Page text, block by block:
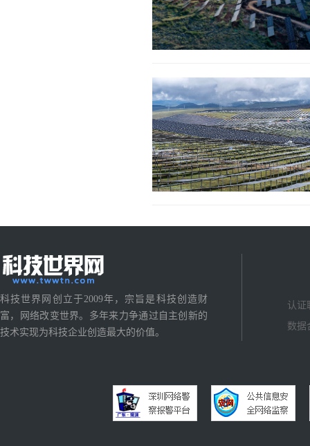
科技世界网创立于2009年，宗旨是科技创造财
富，网络改变世界。多年来力争通过自主创新的
技术实现为科技企业创造最大的价值。
认证
数据